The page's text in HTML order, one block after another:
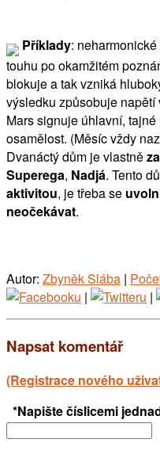
Příklady:
touhu po okamžitém
blokuje a tak vzniká
výsledku způsobuje
Mars signuje úhlavní,
osamělost. (Měsíc vždy
Dvanáctý dům je vlastně
Superega, Nadjá. Tento
aktivitou, je třeba se
neočekávat.
Autor: Zbyněk Slába |
|
|
Napsat komentář
(Registrace nového
*Napište číslicemi